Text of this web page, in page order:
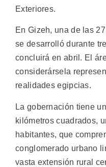
Exteriores.
En Gizeh, una de las
se desarrolló durante
concluirá en abril. El
considerársela
realidades egipcias.
La gobernación tiene
kilómetros cuadrados,
habitantes, que
conglomerado urbano
vasta extensión rural